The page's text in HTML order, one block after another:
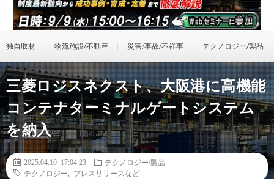
独自取材 物流施設/不動産 災害/事故/不祥事 テクノロジー/製品
三菱ロジスネクスト、大阪港に高機能
コンテナターミナルゲートシステム
を納入
2025.04.10 17:04:23
テクノロジー/製品
テクノロジー
プレスリリースなど